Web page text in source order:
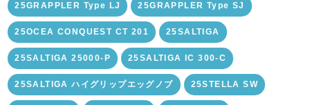
25GRAPPLER Type LJ 25GRAPPLER Type SJ
25OCEA CONQUEST CT 201 25SALTIGA
25SALTIGA 25000-P 25SALTIGA IC 300-C
25SALTIGA ハイグリップエッグノブ 25STELLA SW